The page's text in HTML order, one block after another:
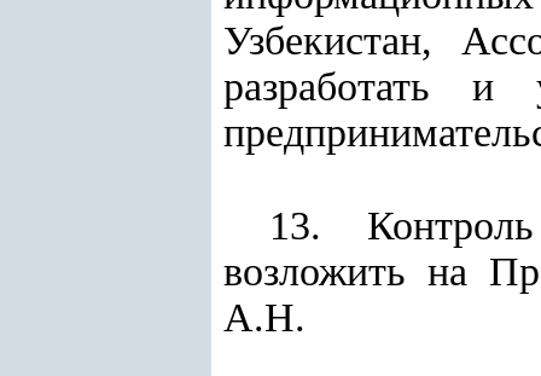
Узбекистан,
разработать и
13.
возложить на
А.Н.